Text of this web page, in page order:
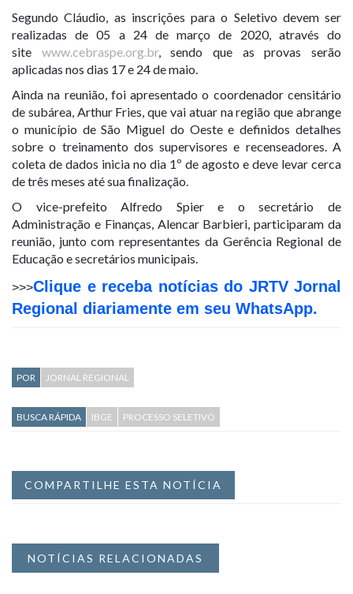
Segundo Cláudio, as inscrições para o Seletivo devem ser
realizadas de 05 a 24 de março de 2020, através do
site www.cebraspe.org.br, sendo que as provas serão
aplicadas nos dias 17 e 24 de maio.
Ainda na reunião, foi apresentado o coordenador censitário
de subárea, Arthur Fries, que vai atuar na região que abrange
o município de São Miguel do Oeste e definidos detalhes
sobre o treinamento dos supervisores e recenseadores. A
coleta de dados inicia no dia 1º de agosto e deve levar cerca
de três meses até sua finalização.
O vice-prefeito Alfredo Spier e o secretário de
Administração e Finanças, Alencar Barbieri, participaram da
reunião, junto com representantes da Gerência Regional de
Educação e secretários municipais.
>>>Clique e receba notícias do JRTV Jornal
Regional diariamente em seu WhatsApp.
POR JORNAL REGIONAL
BUSCA RÁPIDA IBGE PROCESSO SELETIVO
COMPARTILHE ESTA NOTÍCIA
NOTÍCIAS RELACIONADAS